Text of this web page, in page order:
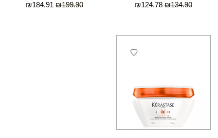
₪134.90
₪124.78
₪199.90
₪184.91